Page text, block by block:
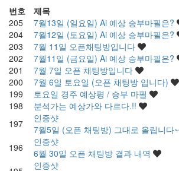
번호
제목
205
7월13일 (일요일) Ai 예상 승부마필은?
204
7월12일 (토요일) Ai 예상 승부마필은?
203
7월 11일 오픈채팅방입니다
202
7월11일 (금요일) Ai 예상 승부마필은?
201
7월 7일 오픈 채팅방입니다
200
7월 6일 토요일 (오픈 채팅방 입니다)
199
토요일 경주 예상평 / 승부 마필
198
분석가는 예상가와 다르다.!!
197
인증샷
7월5일 (오픈 채팅방) 그대로 올립니다~
196
인증샷
6월 30일 오픈 채팅방 결과 내역
인증샷